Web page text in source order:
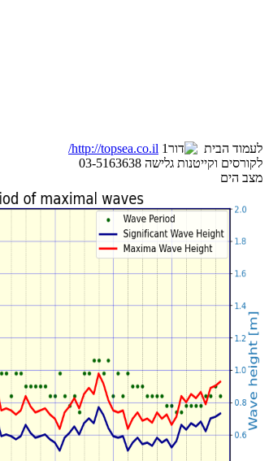
לעמוד הבית
http://topsea.co.il/
לקורסים וקייטנות גלישה 03-5163638
מצב הים